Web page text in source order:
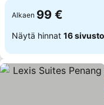
Alkaen 99 €
Näytä hinnat 16